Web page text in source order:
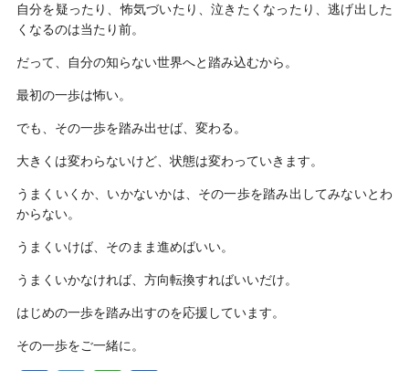
自分を疑ったり、怖気づいたり、泣きたくなったり、逃げ出した
くなるのは当たり前。
だって、自分の知らない世界へと踏み込むから。
最初の一歩は怖い。
でも、その一歩を踏み出せば、変わる。
大きくは変わらないけど、状態は変わっていきます。
うまくいくか、いかないかは、その一歩を踏み出してみないとわ
からない。
うまくいけば、そのまま進めばいい。
うまくいかなければ、方向転換すればいいだけ。
はじめの一歩を踏み出すのを応援しています。
その一歩をご一緒に。